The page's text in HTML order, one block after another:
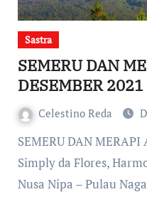
Sastra
SEMERU DAN
DESEMBER 2021
Celestino Reda
SEMERU DAN MERAPI AWAL DESEMBER 2021
Simply da Flores,
Nusa Nipa – Pulau